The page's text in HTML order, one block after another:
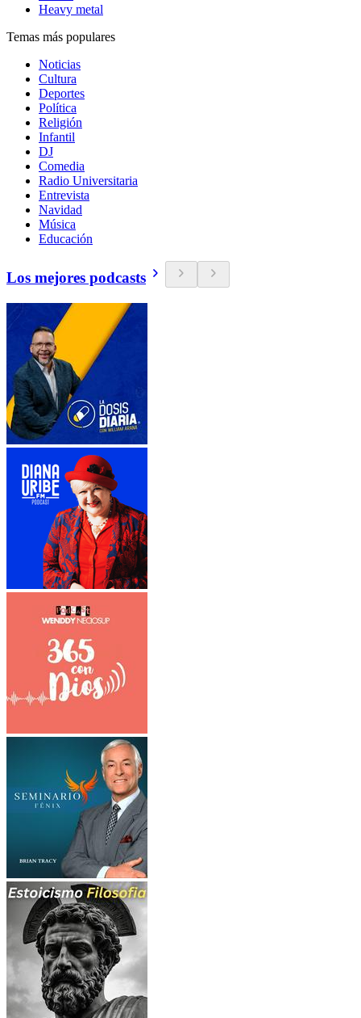
Heavy metal
Temas más populares
Noticias
Cultura
Deportes
Política
Religión
Infantil
DJ
Comedia
Radio Universitaria
Entrevista
Navidad
Música
Educación
Los mejores podcasts